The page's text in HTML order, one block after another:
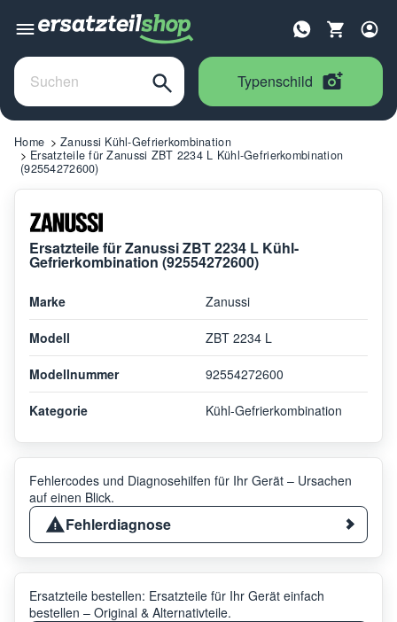
Typenschild
Home
Zanussi Kühl-Gefrierkombination
Ersatzteile für Zanussi ZBT 2234 L Kühl-Gefrierkombination
(92554272600)
Ersatzteile für Zanussi ZBT 2234 L Kühl-
Gefrierkombination (92554272600)
Marke Zanussi
Modell ZBT 2234 L
Modellnummer 92554272600
Kategorie Kühl-Gefrierkombination
Fehlercodes und Diagnosehilfen für Ihr Gerät – Ursachen
auf einen Blick.
Fehlerdiagnose
Ersatzteile bestellen: Ersatzteile für Ihr Gerät einfach
bestellen – Original & Alternativteile.